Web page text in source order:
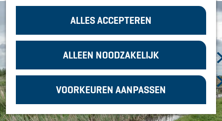
ALLES ACCEPTEREN
ALLEEN NOODZAKELIJK
VOORKEUREN AANPASSEN
o
m
e
p
a
g
e
In en om Alphen
Kleuren van de
toren
VOOR
ONDERNEMERS